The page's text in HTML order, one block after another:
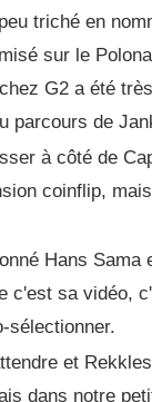
triché en
sur le
G2 a été
parcours de
à côté de
coinflip,
Hans
c'est sa vidéo,
sélectionner.
et
dans notre